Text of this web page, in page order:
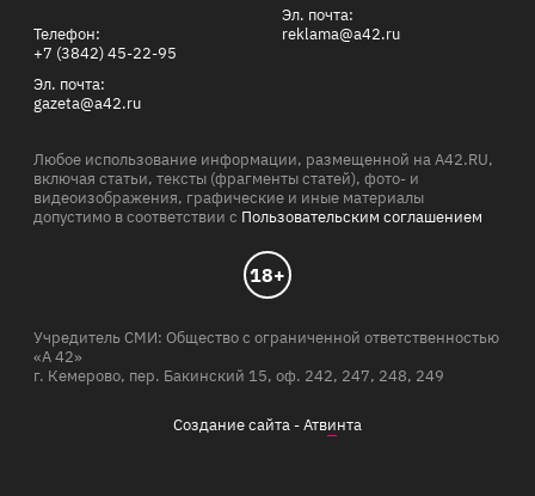
Телефон:
+7 (3842) 45-22-95
Эл. почта:
gazeta@a42.ru
Эл. почта:
reklama@a42.ru
Любое использование информации, размещенной на A42.RU,
включая статьи, тексты (фрагменты статей), фото- и
видеоизображения, графические и иные материалы
допустимо в соответствии с Пользовательским соглашением
18+
Учредитель СМИ: Общество с ограниченной ответственностью
«А 42»
г. Кемерово, пер. Бакинский 15, оф. 242, 247, 248, 249
Создание сайта -Атвинта